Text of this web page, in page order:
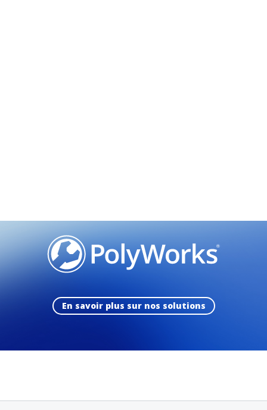
En savoir plus sur nos solutions